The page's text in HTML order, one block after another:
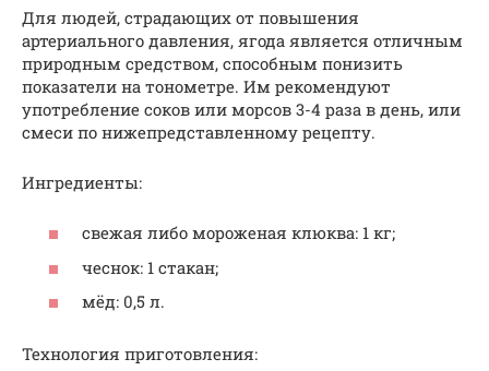
Для людей, страдающих от повышения
артериального давления, ягода является отличным
природным средством, способным понизить
показатели на тонометре. Им рекомендуют
употребление соков или морсов 3-4 раза в день, или
смеси по нижепредставленному рецепту.
Ингредиенты:
свежая либо мороженая клюква: 1 кг;
чеснок: 1 стакан;
мёд: 0,5 л.
Технология приготовления: